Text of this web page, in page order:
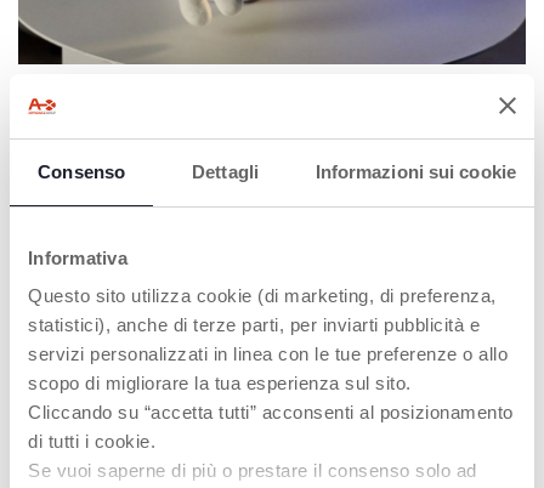
Consenso Dettagli Informazioni sui cookie
Informativa
Questo sito utilizza cookie (di marketing, di preferenza,
statistici), anche di terze parti, per inviarti pubblicità e
servizi personalizzati in linea con le tue preferenze o allo
scopo di migliorare la tua esperienza sul sito.
Cliccando su “accetta tutti” acconsenti al posizionamento
di tutti i cookie.
Se vuoi saperne di più o prestare il consenso solo ad
RILASSATEVI CON LE LUCI E I SUONI
ARCOBALENO
Scopri di più